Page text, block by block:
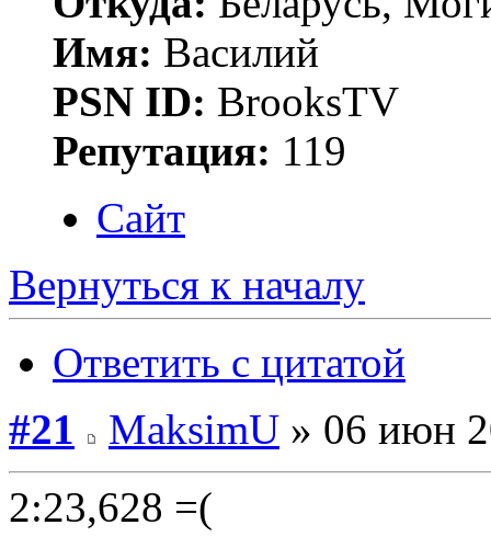
Имя: Василий
PSN ID: BrooksTV
Репутация: 119
Сайт
Вернуться к началу
Ответить с цитатой
#21
MaksimU » 06 июн
2:23,628 =(